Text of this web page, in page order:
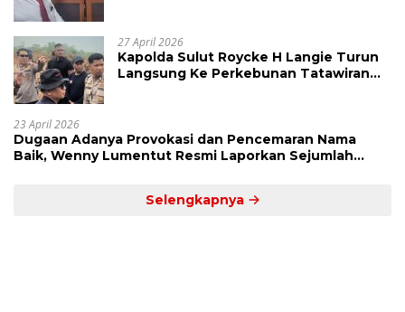
27 April 2026
Kapolda Sulut Roycke H Langie Turun
Langsung Ke Perkebunan Tatawiran
23 April 2026
Dugaan Adanya Provokasi dan Pencemaran Nama
Baik, Wenny Lumentut Resmi Laporkan Sejumlah
Selengkapnya